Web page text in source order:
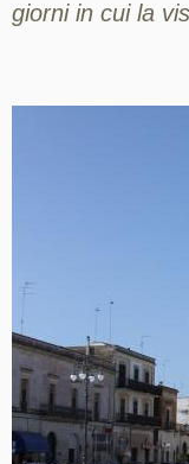
giorni in cui la